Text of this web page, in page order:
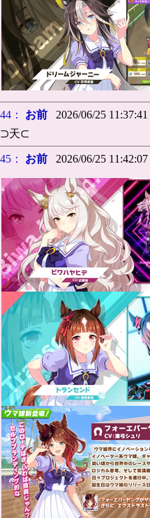
44： お前 2026/06/25 11:37:41
⊃天⊂
45： お前 2026/06/25 11:42:07